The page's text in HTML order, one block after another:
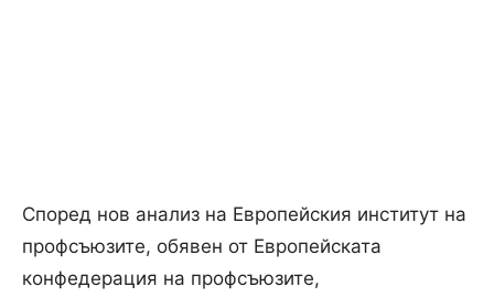
Според нов анализ на Европейския институт на
профсъюзите, обявен от Европейската
конфедерация на профсъюзите,